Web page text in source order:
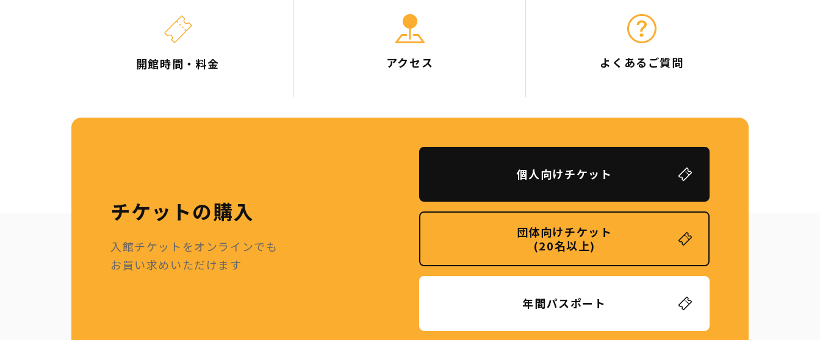
開館時間・料金 アクセス よくあるご質問
チケットの購入
入館チケットをオンラインでも
お買い求めいただけます
個人向けチケット
団体向けチケット
(20名以上)
年間パスポート